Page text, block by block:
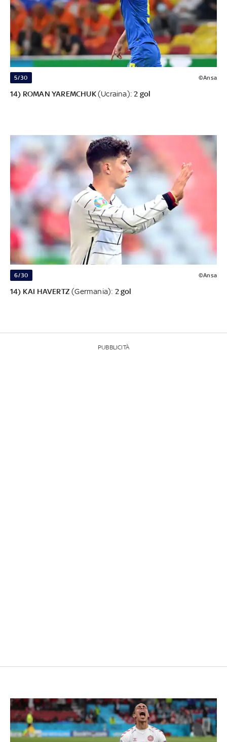
5/30 ©Ansa
14) ROMAN YAREMCHUK(Ucraina):2 gol
6/30 ©Ansa
14) KAI HAVERTZ(Germania): 2 gol
PUBBLICITÀ